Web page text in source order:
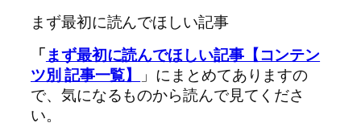
まず最初に読んでほしい記事
「まず最初に読んでほしい記事【コンテン
ツ別記事一覧】
」にまとめてありますの
で、気になるものから読んで見てくださ
い。